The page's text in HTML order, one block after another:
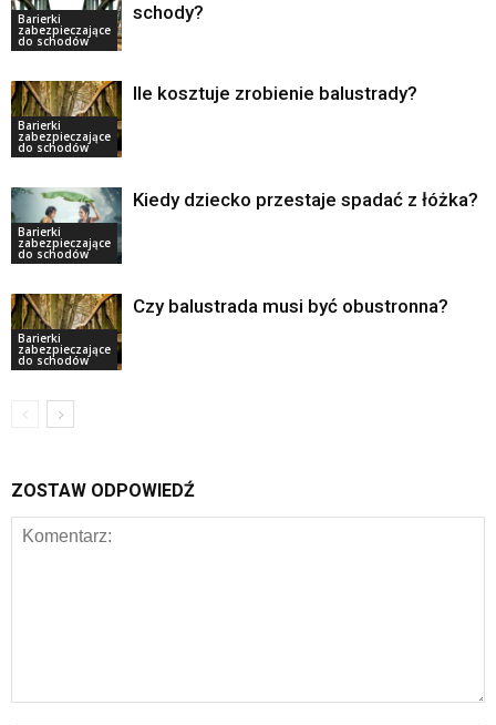
Barierki
zabezpieczające
do schodów
schody?
Barierki
zabezpieczające
do schodów
Ile kosztuje zrobienie balustrady?
Barierki
zabezpieczające
do schodów
Kiedy dziecko przestaje spadać z łóżka?
Barierki
zabezpieczające
do schodów
Czy balustrada musi być obustronna?
ZOSTAW ODPOWIEDŹ